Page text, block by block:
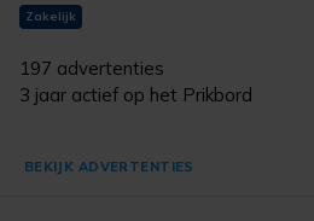
Zakelijk
197 advertenties
3 jaar actief op het Prikbord
BEKIJK ADVERTENTIES